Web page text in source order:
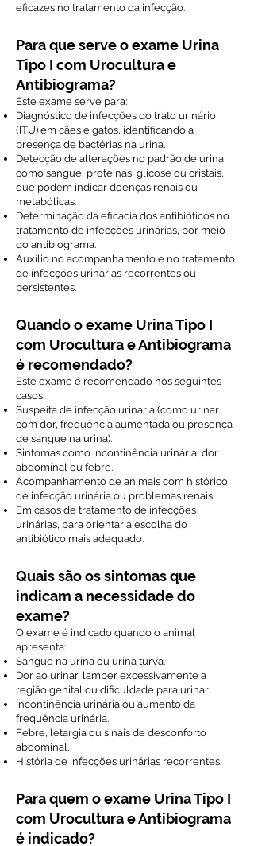
eficazes no tratamento da infecção.
Para que serve o exame Urina
Tipo I com Urocultura e
Antibiograma?
Este exame serve para:
Diagnóstico de infecções do trato urinário
(ITU) em cães e gatos, identificando a
presença de bactérias na urina.
Detecção de alterações no padrão de urina,
como sangue, proteínas, glicose ou cristais,
que podem indicar doenças renais ou
metabólicas.
Determinação da eficácia dos antibióticos no
tratamento de infecções urinárias, por meio
do antibiograma.
Auxílio no acompanhamento e no tratamento
de infecções urinárias recorrentes ou
persistentes.
Quando o exame Urina Tipo I
com Urocultura e Antibiograma
é recomendado?
Este exame é recomendado nos seguintes
casos:
Suspeita de infecção urinária (como urinar
com dor, frequência aumentada ou presença
de sangue na urina).
Sintomas como incontinência urinária, dor
abdominal ou febre.
Acompanhamento de animais com histórico
de infecção urinária ou problemas renais.
Em casos de tratamento de infecções
urinárias, para orientar a escolha do
antibiótico mais adequado.
Quais são os sintomas que
indicam a necessidade do
exame?
O exame é indicado quando o animal
apresenta:
Sangue na urina ou urina turva.
Dor ao urinar, lamber excessivamente a
região genital ou dificuldade para urinar.
Incontinência urinária ou aumento da
frequência urinária.
Febre, letargia ou sinais de desconforto
abdominal.
História de infecções urinárias recorrentes.
Para quem o exame Urina Tipo I
com Urocultura e Antibiograma
é indicado?